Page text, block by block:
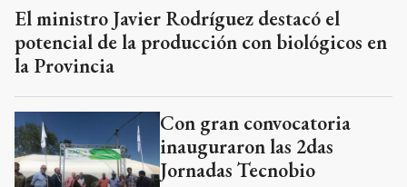
El ministro Javier Rodríguez destacó el
potencial de la producción con biológicos en
la Provincia
Con gran convocatoria
inauguraron las 2das
Jornadas Tecnobio